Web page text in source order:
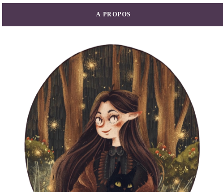
A PROPOS